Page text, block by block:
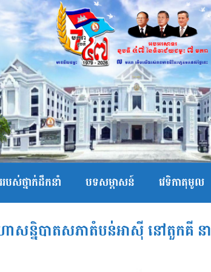
បស់ថ្នាក់ដឹកនាំ បទសម្ភាសន៍ វេទិកាតុមូល
ាសន្និបាតសភាតំបន់អាស៊ី នៅតួកគី នា